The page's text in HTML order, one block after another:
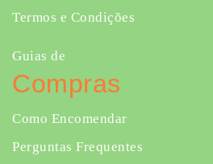
Termos e Condições
Guias de
Compras
Como Encomendar
Perguntas Frequentes